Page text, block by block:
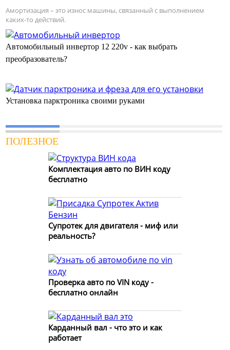
Амортизация – это износ машины, связанный с выполнением
каких-то действий.
Автомобильный инвертор 12 220v - как выбрать
преобразователь?
Установка парктроника своими руками
ПОЛЕЗНОЕ
Комплектация авто по ВИН коду
бесплатно
Супротек для двигателя - миф или
реальность?
Проверка авто по VIN коду -
бесплатно онлайн
Карданный вал - что это и как
работает